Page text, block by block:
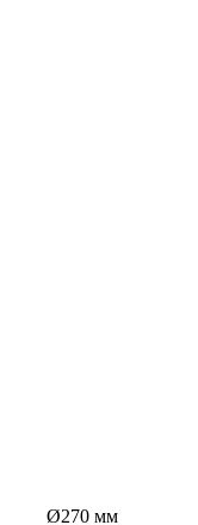
Ø270 мм